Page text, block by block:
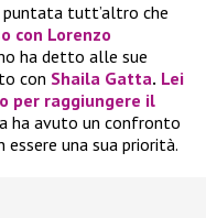
tutt’altro che
con Lorenzo
ha detto alle sue
con Shaila Gatta. Lei
per raggiungere il
ha avuto un confronto
essere una sua priorità.